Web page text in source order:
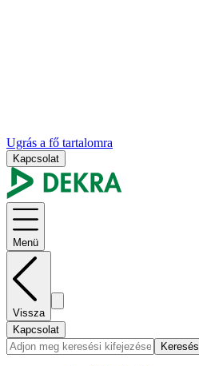
Ugrás a fő tartalomra
Kapcsolat
Menü
Vissza
Kapcsolat
Keresés